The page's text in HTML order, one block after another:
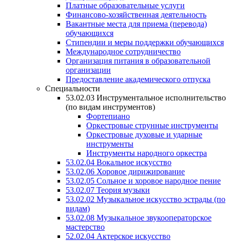
Платные образовательные услуги
Финансово-хозяйственная деятельность
Вакантные места для приема (перевода)
обучающихся
Стипендии и меры поддержки обучающихся
Международное сотрудничество
Организация питания в образовательной
организации
Предоставление академического отпуска
Специальности
53.02.03 Инструментальное исполнительство
(по видам инструментов)
Фортепиано
Оркестровые струнные инструменты
Оркестровые духовые и ударные
инструменты
Инструменты народного оркестра
53.02.04 Вокальное искусство
53.02.06 Хоровое дирижирование
53.02.05 Сольное и хоровое народное пение
53.02.07 Теория музыки
53.02.02 Музыкальное искусство эстрады (по
видам)
53.02.08 Музыкальное звукооператорское
мастерство
52.02.04 Актерское искусство